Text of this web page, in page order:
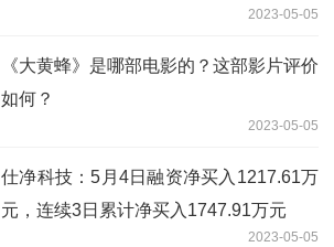
2023-05-05
《大黄蜂》是哪部电影的？这部影片评价
如何？
2023-05-05
仕净科技：5月4日融资净买入1217.61万
元，连续3日累计净买入1747.91万元
2023-05-05